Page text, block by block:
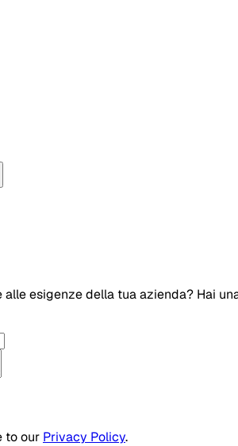
alle esigenze della tua azienda? Hai
to our Privacy Policy.